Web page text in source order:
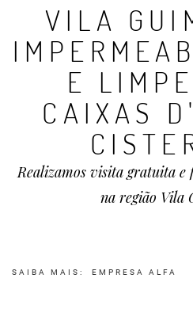
VILA
E
CAIXAS
Realizamos visita gratuita e
na região Vila
SAIBA MAIS: EMPRESA ALFA